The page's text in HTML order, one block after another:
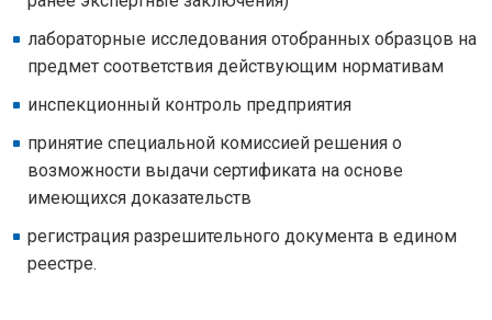
лабораторные исследования отобранных образцов на
предмет соответствия действующим нормативам
инспекционный контроль предприятия
принятие специальной комиссией решения о
возможности выдачи сертификата на основе
имеющихся доказательств
регистрация разрешительного документа в едином
реестре.